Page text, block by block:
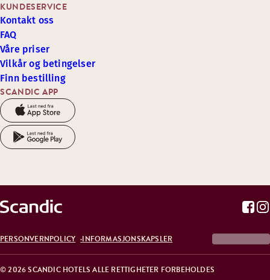
SCANDIC APP
KUNDESERVICE
Kontakt oss
FAQ
Våre priser
Vilkår og betingelser
Finn bestilling
© 2026 SCANDIC HOTELS ALLE RETTIGHETER FORBEHOLDES
PERSONVERNPOLICY INFORMASJONSKAPSLER